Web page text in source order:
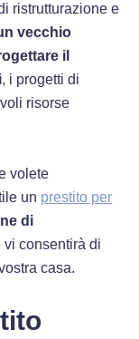
ristrutturazione e
vecchio
il
, i progetti di
risorse
volete
un prestito per
di
vi consentirà di
casa.